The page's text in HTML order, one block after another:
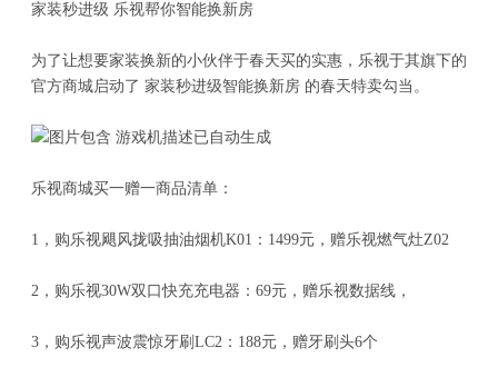
家装秒进级 乐视帮你智能换新房
为了让想要家装换新的小伙伴于春天买的实惠，乐视于其旗下的
官方商城启动了 家装秒进级智能换新房 的春天特卖勾当。
乐视商城买一赠一商品清单：
1，购乐视飓风拢吸抽油烟机K01：1499元，赠乐视燃气灶Z02
2，购乐视30W双口快充充电器：69元，赠乐视数据线，
3，购乐视声波震惊牙刷LC2：188元，赠牙刷头6个